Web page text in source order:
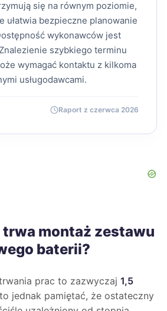
się na równym poziomie,
ułatwia bezpieczne planowanie
wykonawców jest
szybkiego terminu
wymagać kontaktu z kilkoma
usługodawcami.
Raport z czerwca 2026
trwa montaż zestawu
baterii?
prac to zazwyczaj 1,5
jednak pamiętać, że ostateczny